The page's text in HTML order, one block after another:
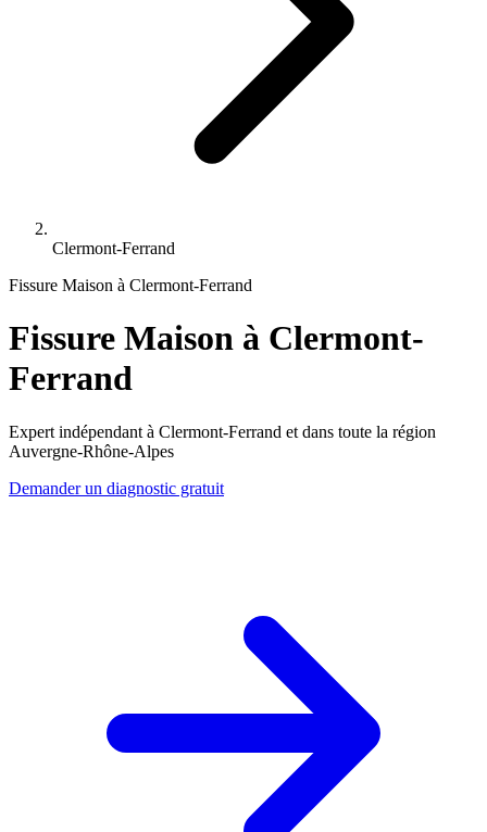
Clermont-Ferrand
Fissure Maison à Clermont-Ferrand
Fissure Maison à Clermont-
Ferrand
Expert indépendant à Clermont-Ferrand et dans toute la région
Auvergne-Rhône-Alpes
Demander un diagnostic gratuit